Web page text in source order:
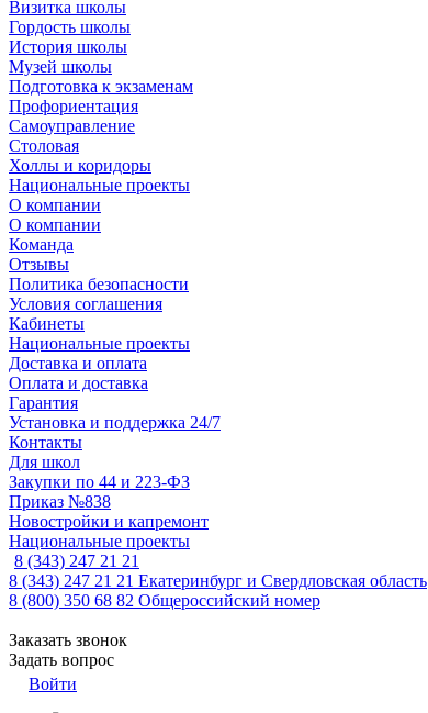
Визитка школы
Гордость школы
История школы
Музей школы
Подготовка к экзаменам
Профориентация
Самоуправление
Столовая
Холлы и коридоры
Национальные проекты
О компании
О компании
Команда
Отзывы
Политика безопасности
Условия соглашения
Кабинеты
Национальные проекты
Доставка и оплата
Оплата и доставка
Гарантия
Установка и поддержка 24/7
Контакты
Для школ
Закупки по 44 и 223-ФЗ
Приказ №838
Новостройки и капремонт
Национальные проекты
8 (343) 247 21 21
8 (343) 247 21 21 Екатеринбург и Свердловская область
8 (800) 350 68 82 Общероссийский номер
Заказать звонок
Задать вопрос
Войти